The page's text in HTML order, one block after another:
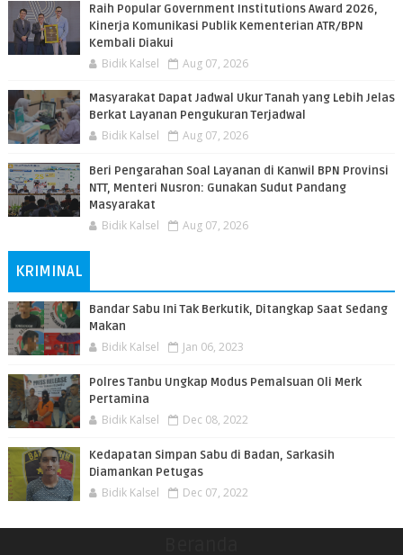
Raih Popular Government Institutions Award 2026,
Kinerja Komunikasi Publik Kementerian ATR/BPN
Kembali Diakui
Bidik Kalsel Aug 07, 2026
Masyarakat Dapat Jadwal Ukur Tanah yang Lebih Jelas
Berkat Layanan Pengukuran Terjadwal
Bidik Kalsel Aug 07, 2026
Beri Pengarahan Soal Layanan di Kanwil BPN Provinsi
NTT, Menteri Nusron: Gunakan Sudut Pandang
Masyarakat
Bidik Kalsel Aug 07, 2026
KRIMINAL
Bandar Sabu Ini Tak Berkutik, Ditangkap Saat Sedang
Makan
Bidik Kalsel Jan 06, 2023
Polres Tanbu Ungkap Modus Pemalsuan Oli Merk
Pertamina
Bidik Kalsel Dec 08, 2022
Kedapatan Simpan Sabu di Badan, Sarkasih
Diamankan Petugas
Bidik Kalsel Dec 07, 2022